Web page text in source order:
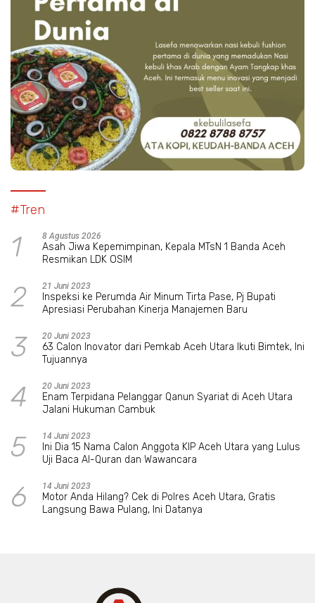
#Tren
1 8 Agustus 2026
Asah Jiwa Kepemimpinan, Kepala MTsN 1 Banda Aceh
Resmikan LDK OSIM
2 21 Juni 2023
Inspeksi ke Perumda Air Minum Tirta Pase, Pj Bupati
Apresiasi Perubahan Kinerja Manajemen Baru
3 20 Juni 2023
63 Calon Inovator dari Pemkab Aceh Utara Ikuti Bimtek, Ini
Tujuannya
4 20 Juni 2023
Enam Terpidana Pelanggar Qanun Syariat di Aceh Utara
Jalani Hukuman Cambuk
5 14 Juni 2023
Ini Dia 15 Nama Calon Anggota KIP Aceh Utara yang Lulus
Uji Baca Al-Quran dan Wawancara
6 14 Juni 2023
Motor Anda Hilang? Cek di Polres Aceh Utara, Gratis
Langsung Bawa Pulang, Ini Datanya